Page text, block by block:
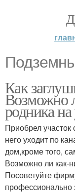
Как
Возможно
родника на
Приобрел участок
него уходит по
дом,кроме того,
Возможно ли как-
Посоветуйте